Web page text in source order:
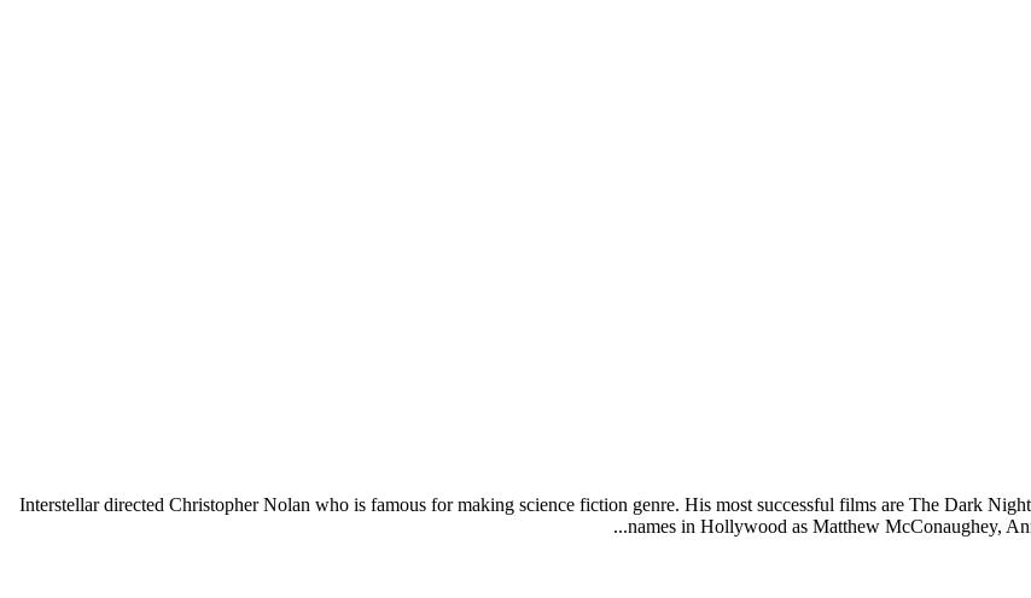
Interstellar directed Christopher Nolan who is famous for making science fiction genre. His most successful films are The Dark
names in Hollywood as Matthew McConaughey,